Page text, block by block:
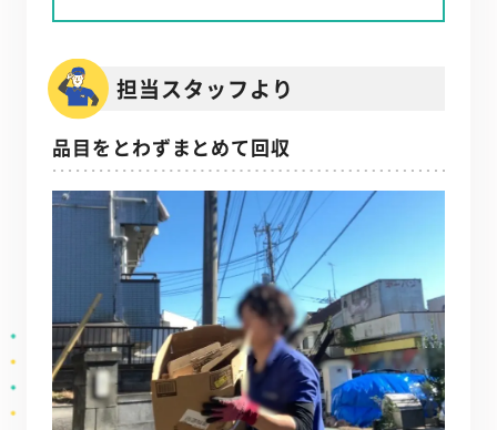
担当スタッフより
品目をとわずまとめて回収